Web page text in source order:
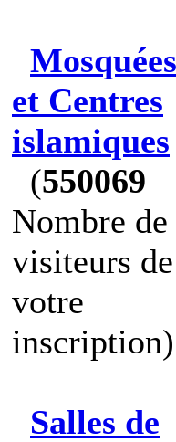
Mosquées
et Centres
islamiques
(550069
Nombre de
visiteurs de
votre
inscription)
Salles de